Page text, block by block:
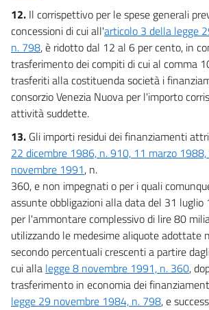
12. Il corrispettivo per le spese generali
concessioni di cui all'articolo 3 della legge
n. 798, è ridotto dal 12 al 6 per cento, in
trasferimento dei compiti di cui al comma
trasferiti alla costituenda società i
consorzio Venezia Nuova per l'importo
attività suddette.
13. Gli importi residui dei finanziamenti
22 dicembre 1986, n. 910, 11 marzo
novembre 1991, n.
360, e non impegnati o per i quali
assunte obbligazioni alla data del 31
per l'ammontare complessivo di lire 80
utilizzando le medesime aliquote adottate
secondo percentuali crescenti a partire
cui alla legge 8 novembre 1991, n. 360,
trasferimento in economia dei
legge 29 novembre 1984, n. 798, e